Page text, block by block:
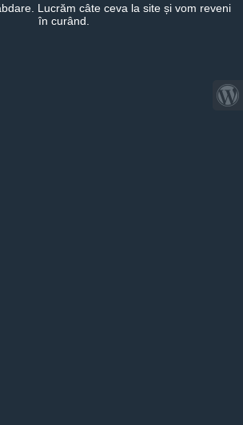
Lucrăm câte ceva la site și vom reveni
în curând.